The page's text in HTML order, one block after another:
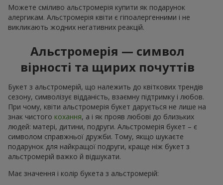
Можете сміливо альстромерія купити як подарунок
алергикам. Альстромерія квіти є гіпоалергенними і не
викликають жодних негативних реакцій.
Альстромерія — символ
вірності та щирих почуттів
Букет з альстромерій, що належить до квіткових трендів
сезону, символізує відданість, взаємну підтримку і любов.
При чому, квіти альстромерія букет дарується не лише на
знак чистого кохання, а і як прояв любові до близьких
людей: матері, дитини, подруги. Альстромерія букет – є
символом справжньої дружби. Тому, якщо шукаєте
подарунок для найкращої подруги, краще ніж букет з
альстромерій важко й відшукати.
Має значення і колір букета з альстромерій: